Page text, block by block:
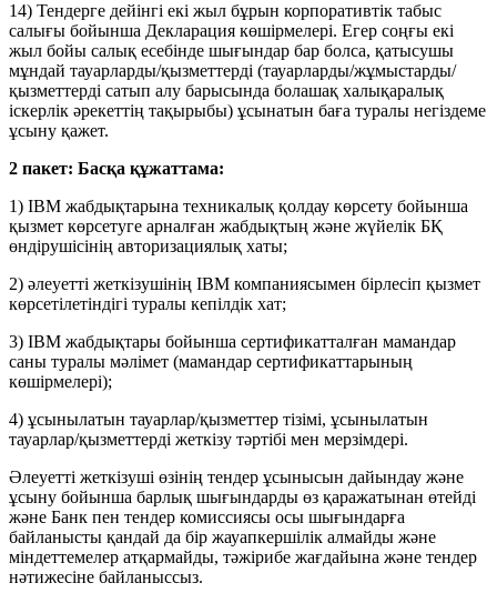
14) Тендерге дейінгі екі жыл бұрын корпоративтік табыс
салығы бойынша Декларация көшірмелері. Егер соңғы екі
жыл бойы салық есебінде шығындар бар болса, қатысушы
мұндай тауарларды/қызметтерді (тауарларды/жұмыстарды/
қызметтерді сатып алу барысында болашақ халықаралық
іскерлік әрекеттің тақырыбы) ұсынатын баға туралы негіздеме
ұсыну қажет.
2 пакет: Басқа құжаттама:
1) IBM жабдықтарына техникалық қолдау көрсету бойынша
қызмет көрсетуге арналған жабдықтың және жүйелік БҚ
өндірушісінің авторизациялық хаты;
2) әлеуетті жеткізушінің IBM компаниясымен бірлесіп қызмет
көрсетілетіндігі туралы кепілдік хат;
3) IBM жабдықтары бойынша сертификатталған мамандар
саны туралы мәлімет (мамандар сертификаттарының
көшірмелері);
4) ұсынылатын тауарлар/қызметтер тізімі, ұсынылатын
тауарлар/қызметтерді жеткізу тәртібі мен мерзімдері.
Әлеуетті жеткізуші өзінің тендер ұсынысын дайындау және
ұсыну бойынша барлық шығындарды өз қаражатынан өтейді
және Банк пен тендер комиссиясы осы шығындарға
байланысты қандай да бір жауапкершілік алмайды және
міндеттемелер атқармайды, тәжірибе жағдайына және тендер
нәтижесіне байланыссыз.